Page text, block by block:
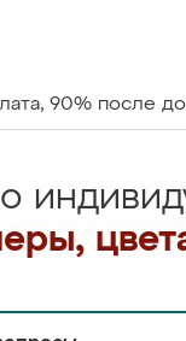
90% после